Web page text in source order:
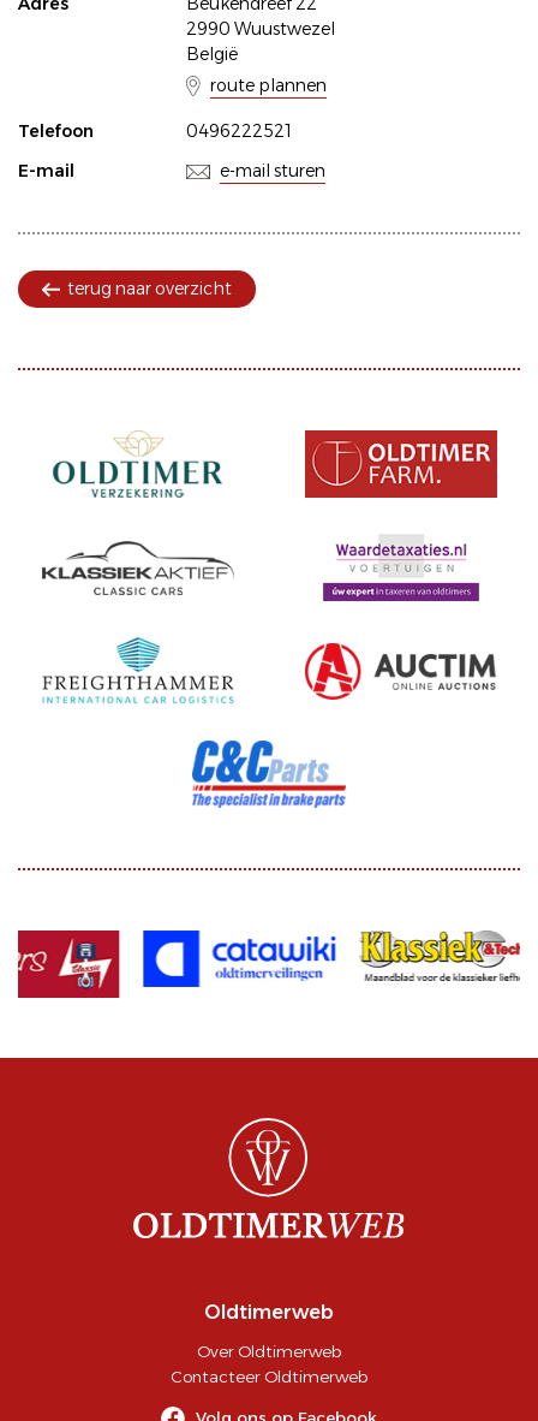
2990 Wuustwezel
België
route plannen
Telefoon
0496222521
E-mail
e-mail sturen
terug naar overzicht
Oldtimerweb
Over Oldtimerweb
Contacteer Oldtimerweb